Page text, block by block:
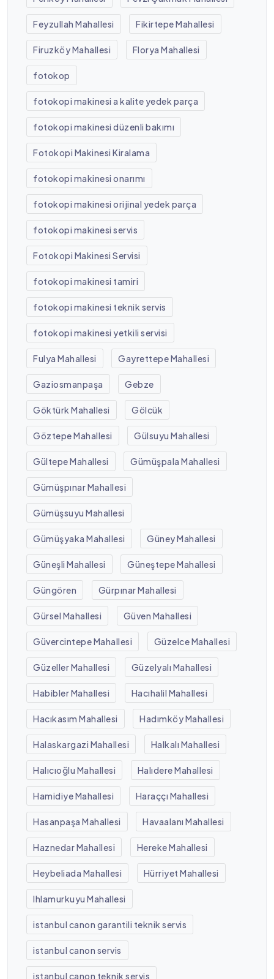
Feyzullah Mahallesi Fikirtepe Mahallesi
Firuzköy Mahallesi Florya Mahallesi
fotokop
fotokopi makinesi a kalite yedek parça
fotokopi makinesi düzenli bakımı
Fotokopi Makinesi Kiralama
fotokopi makinesi onarımı
fotokopi makinesi orijinal yedek parça
fotokopi makinesi servis
Fotokopi Makinesi Servisi
fotokopi makinesi tamiri
fotokopi makinesi teknik servis
fotokopi makinesi yetkili servisi
Fulya Mahallesi Gayrettepe Mahallesi
Gaziosmanpaşa Gebze
Göktürk Mahallesi Gölcük
Göztepe Mahallesi Gülsuyu Mahallesi
Gültepe Mahallesi Gümüşpala Mahallesi
Gümüşpınar Mahallesi
Gümüşsuyu Mahallesi
Gümüşyaka Mahallesi Güney Mahallesi
Güneşli Mahallesi Güneştepe Mahallesi
Güngören Gürpınar Mahallesi
Gürsel Mahallesi Güven Mahallesi
Güvercintepe Mahallesi Güzelce Mahallesi
Güzeller Mahallesi Güzelyalı Mahallesi
Habibler Mahallesi Hacıhalil Mahallesi
Hacıkasım Mahallesi Hadımköy Mahallesi
Halaskargazi Mahallesi Halkalı Mahallesi
Halıcıoğlu Mahallesi Halıdere Mahallesi
Hamidiye Mahallesi Haraççı Mahallesi
Hasanpaşa Mahallesi Havaalanı Mahallesi
Haznedar Mahallesi Hereke Mahallesi
Heybeliada Mahallesi Hürriyet Mahallesi
Ihlamurkuyu Mahallesi
istanbul canon garantili teknik servis
istanbul canon servis
istanbul canon teknik servis